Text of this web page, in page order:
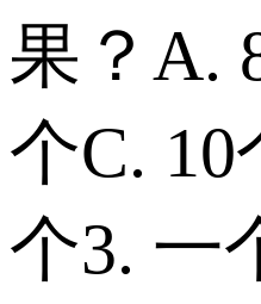
果？ A.
个 C. 10
个 3. 一